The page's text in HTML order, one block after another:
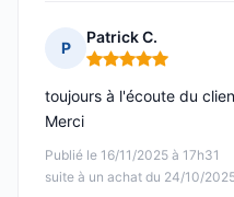
P
Patrick C.
Note : 5 sur 5
Publié le 16/11/2025 à 17h31
suite à un achat du 24/10/
toujours à l'écoute du
Merci